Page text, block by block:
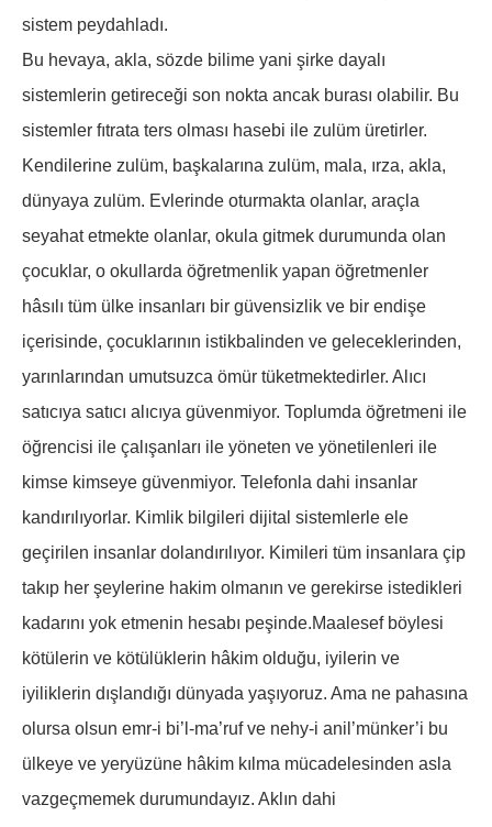
sistem peydahladı.
Bu hevaya, akla, sözde bilime yani şirke dayalı
sistemlerin getireceği son nokta ancak burası olabilir. Bu
sistemler fıtrata ters olması hasebi ile zulüm üretirler.
Kendilerine zulüm, başkalarına zulüm, mala, ırza, akla,
dünyaya zulüm. Evlerinde oturmakta olanlar, araçla
seyahat etmekte olanlar, okula gitmek durumunda olan
çocuklar, o okullarda öğretmenlik yapan öğretmenler
hâsılı tüm ülke insanları bir güvensizlik ve bir endişe
içerisinde, çocuklarının istikbalinden ve geleceklerinden,
yarınlarından umutsuzca ömür tüketmektedirler. Alıcı
satıcıya satıcı alıcıya güvenmiyor. Toplumda öğretmeni ile
öğrencisi ile çalışanları ile yöneten ve yönetilenleri ile
kimse kimseye güvenmiyor. Telefonla dahi insanlar
kandırılıyorlar. Kimlik bilgileri dijital sistemlerle ele
geçirilen insanlar dolandırılıyor. Kimileri tüm insanlara çip
takıp her şeylerine hakim olmanın ve gerekirse istedikleri
kadarını yok etmenin hesabı peşinde.Maalesef böylesi
kötülerin ve kötülüklerin hâkim olduğu, iyilerin ve
iyiliklerin dışlandığı dünyada yaşıyoruz. Ama ne pahasına
olursa olsun emr-i bi’l-ma’ruf ve nehy-i anil’münker’i bu
ülkeye ve yeryüzüne hâkim kılma mücadelesinden asla
vazgeçmemek durumundayız. Aklın dahi